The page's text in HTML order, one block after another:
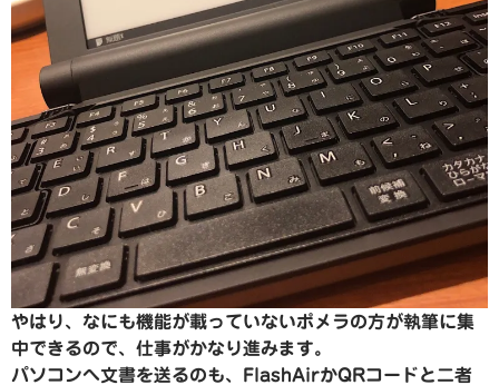
やはり、なにも機能が載っていないポメラの方が執筆に集
中できるので、仕事がかなり進みます。
パソコンへ文書を送るのも、FlashAirかQRコードと二者